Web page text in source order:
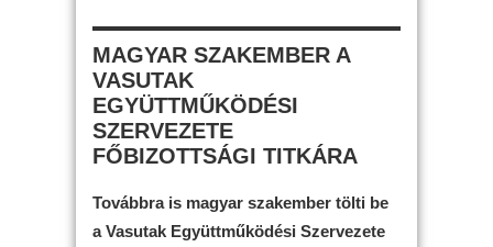
MAGYAR SZAKEMBER A
VASUTAK
EGYÜTTMŰKÖDÉSI
SZERVEZETE
FŐBIZOTTSÁGI TITKÁRA
Továbbra is magyar szakember tölti be
a Vasutak Együttműködési Szervezete